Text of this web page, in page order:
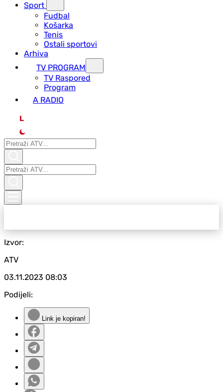
Sport
Fudbal
Košarka
Tenis
Ostali sportovi
Arhiva
TV PROGRAM
ТV Raspored
Program
A RADIO
L
Izvor:
ATV
03.11.2023 08:03
Podijeli:
Link je kopiran!